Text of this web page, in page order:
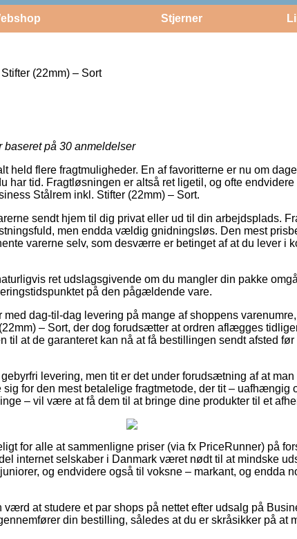
Stjerner
(22mm) – Sort
baseret på 30 anmeldelser
held flere fragtmuligheder. En af favoritterne er nu om
har tid. Fragtløsningen er altså ret ligetil, og ofte
Stålrem inkl. Stifter (22mm) – Sort.
sendt hjem til dig privat eller ud til din arbejdsplads.
men endda vældig gnidningsløs. Den mest
varerne selv, som desværre er betinget af at du lever i
ret udslagsgivende om du mangler din pakke
på den pågældende vare.
med dag-til-dag levering på mange af shoppens
– Sort, der dog forudsætter at ordren aflægges
til at de garanteret kan nå at få bestillingen sendt afsted
levering, men tit er det under forudsætning af at
sig for den mest betalelige fragtmetode, der tit – uafhængig
– vil være at få dem til at bringe dine produkter til et
for alle at sammenligne priser (via fx PriceRunner) på
internet selskaber i Danmark været nødt til at mindske
og endvidere også til voksne – markant, og endda
værd at studere et par shops på nettet efter udsalg på
din bestilling, således at du er skråsikker på at